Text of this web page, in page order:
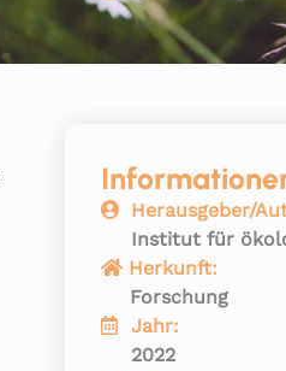
Herausgeber/
Institut für
Herkunft:
Forschung
Jahr:
2022